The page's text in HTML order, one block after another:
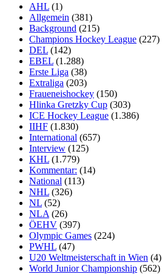
AHL (1)
Allgemein (381)
Background (215)
Champions Hockey League (227)
DEL (142)
EBEL (1.288)
Erste Liga (38)
Extraliga (203)
Fraueneishockey (150)
Hlinka Gretzky Cup (303)
ICE Hockey League (1.386)
IIHF (1.830)
International (657)
Interview (125)
KHL (1.779)
Kommentar: (14)
National (113)
NHL (326)
NL (52)
NLA (26)
ÖEHV (397)
Olympic Games (224)
PWHL (47)
U20 Weltmeisterschaft in Wien (4)
World Junior Championship (562)